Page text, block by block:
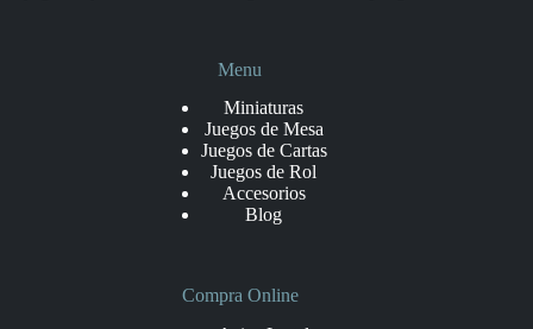
Menu
Miniaturas
Juegos de Mesa
Juegos de Cartas
Juegos de Rol
Accesorios
Blog
Compra Online